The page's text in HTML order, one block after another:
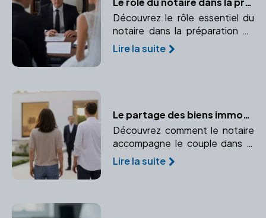
Découvrez le rôle essentiel du
notaire dans la préparation de
votre contrat de mariage.
Lire la suite
Le partage des biens immobiliers en cas de divorce : le rôle du notaire
Découvrez comment le notaire
accompagne le couple dans le
partage des biens communs,
notamment les biens
Lire la suite